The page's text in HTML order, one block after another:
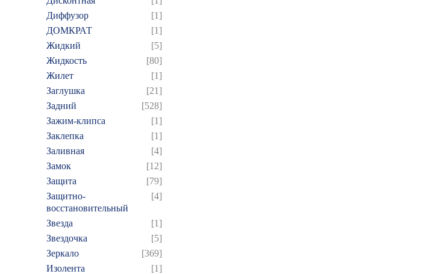
Диффузор
[1]
ДОМКРАТ
[1]
Жидкий
[5]
Жидкость
[80]
Жилет
[1]
Заглушка
[21]
Задний
[528]
Зажим-клипса
[1]
Заклепка
[1]
Заливная
[4]
Замок
[12]
Защита
[79]
Защитно-
восстановительный
[4]
Звезда
[1]
Звездочка
[5]
Зеркало
[369]
Изолента
[1]